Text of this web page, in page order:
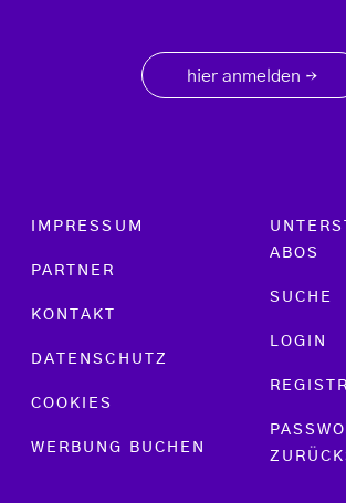
hier anmelden →
Footer menu
IMPRESSUM
PARTNER
KONTAKT
DATENSCHUTZ
COOKIES
WERBUNG BUCHEN
ABOS
SUCHE
LOGIN